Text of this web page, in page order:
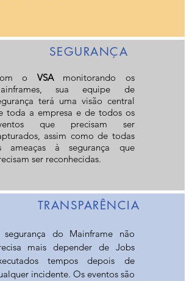
SEGURANÇA
o VSAmonitorando os
sua equipe de
terá uma visão central
toda a empresa e de todos os
que precisam ser
assim como de todas
ameaças à segurança que
ser reconhecidas.
TRANSPARÊNCIA
segurança do Mainframe não
mais depender de Jobs
tempos depois de
incidente. Os eventos são